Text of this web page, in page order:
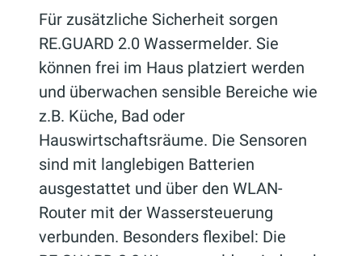
Für zusätzliche Sicherheit sorgen
RE.GUARD 2.0 Wassermelder. Sie
können frei im Haus platziert werden
und überwachen sensible Bereiche wie
z.B. Küche, Bad oder
Hauswirtschaftsräume. Die Sensoren
sind mit langlebigen Batterien
ausgestattet und über den WLAN-
Router mit der Wassersteuerung
verbunden. Besonders flexibel: Die